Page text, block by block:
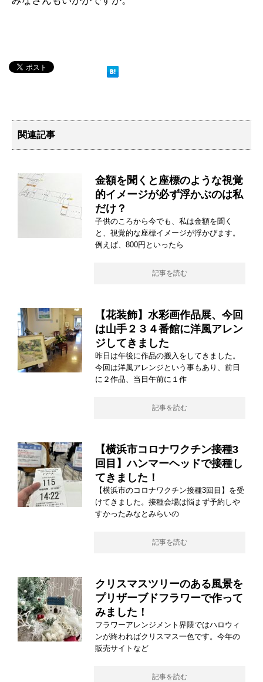
関連記事
金額を聞くと座標のような視覚
的イメージが必ず浮かぶのは私
だけ？
子供のころから今でも、私は金額を聞く
と、視覚的な座標イメージが浮かびます。
例えば、800円といったら
記事を読む
【花装飾】水彩画作品展、今回
は山手２３４番館に洋風アレン
ジしてきました
昨日は午後に作品の搬入をしてきました。
今回は洋風アレンジという事もあり、前日
に２作品、当日午前に１作
記事を読む
【横浜市コロナワクチン接種3
回目】ハンマーヘッドで接種し
てきました！
【横浜市のコロナワクチン接種3回目】を受
けてきました。接種会場は悩まず予約しや
すかったみなとみらいの
記事を読む
クリスマスツリーのある風景を
プリザーブドフラワーで作って
みました！
フラワーアレンジメント界隈ではハロウィ
ンが終わればクリスマス一色です。今年の
販売サイトなど
記事を読む